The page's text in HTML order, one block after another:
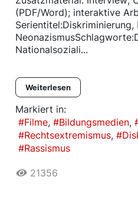
(PDF/Word); interaktive
Serientitel:Diskriminierung,
Nationalsoziali...
Weiterlesen
Markiert in:
Filme
Bildungsmedien
Rechtsextremismus
Rassismus
21356